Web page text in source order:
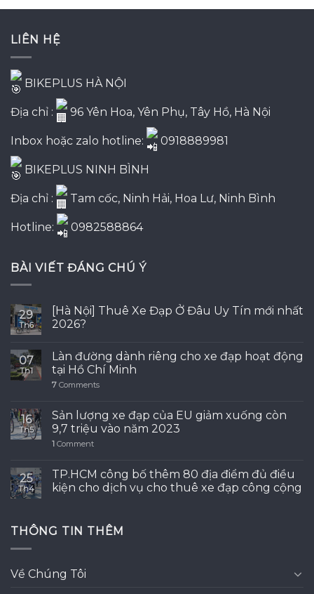
là:
tại
LIÊN HỆ
BIKEPLUS HÀ NỘI
Địa chỉ : 96 Yên Hoa, Yên Phụ, Tây Hồ, Hà Nội
Inbox hoặc zalo hotline: 0918889981
BIKEPLUS NINH BÌNH
Địa chỉ : Tam cốc, Ninh Hải, Hoa Lư, Ninh Bình
Hotline: 0982588864
BÀI VIẾT ĐÁNG CHÚ Ý
29
Th6
[Hà Nội] Thuê Xe Đạp Ở Đâu Uy Tín mới nhất
2026?
07
Th1
Làn đường dành riêng cho xe đạp hoạt động
tại Hồ Chí Minh
7 Comments
16
Th5
Sản lượng xe đạp của EU giảm xuống còn
9,7 triệu vào năm 2023
1 Comment
25
Th4
TP.HCM công bố thêm 80 địa điểm đủ điều
kiện cho dịch vụ cho thuê xe đạp công cộng
THÔNG TIN THÊM
Về Chúng Tôi